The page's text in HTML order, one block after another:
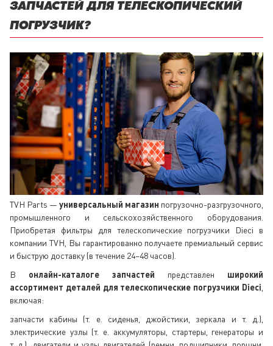
ЗАПЧАСТЕЙ ДЛЯ ТЕЛЕСКОПИЧЕСКИЙ
ПОГРУЗЧИК?
TVH Parts — универсальный магазин погрузочно-разгрузочного,
промышленного и сельскохозяйственного оборудования.
Приобретая фильтры для телескопические погрузчики Dieci в
компании TVH, Вы гарантированно получаете премиальный сервис
и быструю доставку (в течение 24–48 часов).
В онлайн-каталоге запчастей представлен широкий
ассортимент деталей для телескопические погрузчики Dieci
включая:
запчасти кабины (т. е. сиденья, джойстики, зеркала и т. д.),
электрические узлы (т. е. аккумуляторы, стартеры, генераторы и